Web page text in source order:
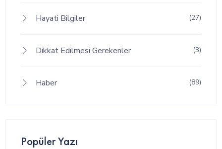
Hayati Bilgiler (27)
Dikkat Edilmesi Gerekenler (3)
Haber (89)
Popüler Yazı